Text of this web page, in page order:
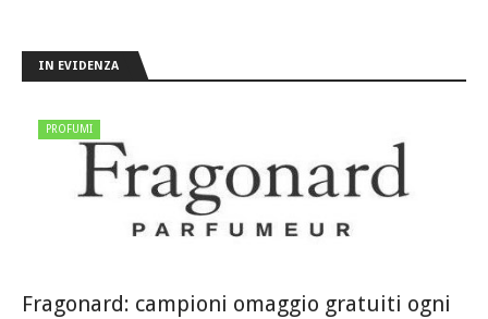
IN EVIDENZA
PROFUMI
Fragonard: campioni omaggio gratuiti ogni